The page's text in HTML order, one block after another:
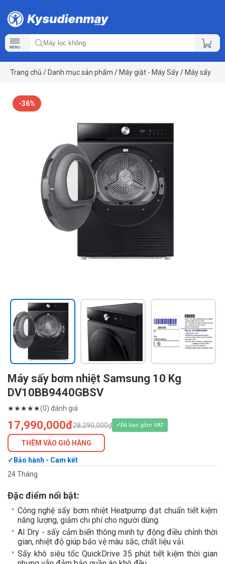
Trang chủ / Danh mục sản phẩm / Máy giặt - Máy Sấy/ Máy sấy
-36%
Máy sấy bơm nhiệt Samsung 10 Kg
DV10BB9440GBSV
★★★★★(0) đánh giá
17,990,000đ28,290,000₫ Đã bao gồm VAT
THÊM VÀO GIỎ HÀNG
Bảo hành - Cam kết
24 Tháng
Đặc điểm nổi bật:
Công nghệ sấy bơm nhiệt Heatpump đạt chuẩn tiết kiệm
năng lượng, giảm chi phí cho người dùng.
AI Dry - sấy cảm biến thông minh tự động điều chỉnh thời
gian, nhiệt độ giúp bảo vệ màu sắc, chất liệu vải.
Sấy khô siêu tốc QuickDrive 35 phút tiết kiệm thời gian